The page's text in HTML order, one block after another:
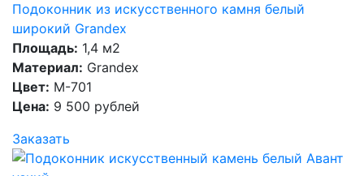
Подоконник из искусственного камня белый
широкий Grandex
Площадь: 1,4 м2
Материал: Grandex
Цвет: M-701
Цена: 9 500 рублей
Заказать